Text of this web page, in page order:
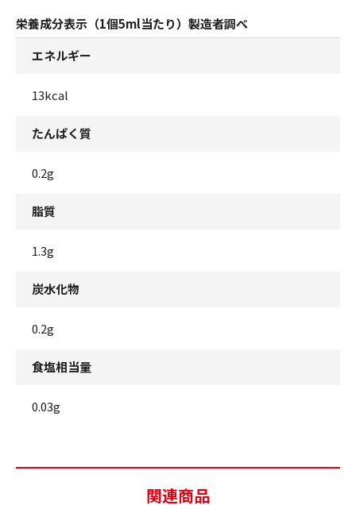
栄養成分表示（1個5ml当たり）製造者調べ
エネルギー
13kcal
たんぱく質
0.2g
脂質
1.3g
炭水化物
0.2g
食塩相当量
0.03g
関連商品